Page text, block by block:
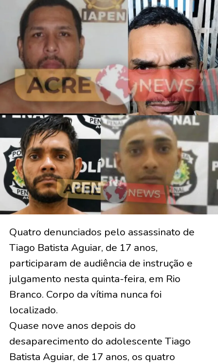
Quatro denunciados pelo assassinato de
Tiago Batista Aguiar, de 17 anos,
participaram de audiência de instrução e
julgamento nesta quinta-feira, em Rio
Branco. Corpo da vítima nunca foi
localizado.
Quase nove anos depois do
desaparecimento do adolescente Tiago
Batista Aguiar, de 17 anos, os quatro